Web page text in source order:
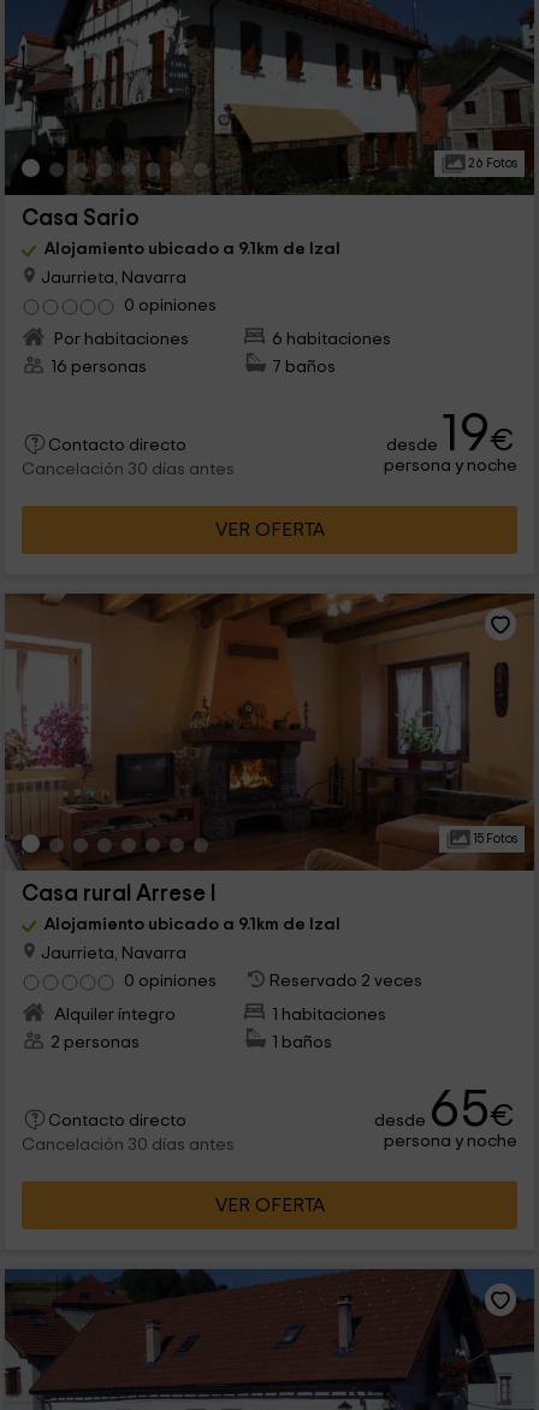
26 Fotos
Casa Sario
Alojamiento ubicado a 9.1km de Izal
Jaurrieta, Navarra
0 opiniones
Por habitaciones
6 habitaciones
16 personas
7 baños
Contacto directo
Cancelación 30 días antes
desde 19€
persona y noche
VER OFERTA
15 Fotos
Casa rural Arrese I
Alojamiento ubicado a 9.1km de Izal
Jaurrieta, Navarra
0 opiniones
Reservado 2 veces
Alquiler íntegro
1 habitaciones
2 personas
1 baños
Contacto directo
Cancelación 30 días antes
desde 65€
persona y noche
VER OFERTA